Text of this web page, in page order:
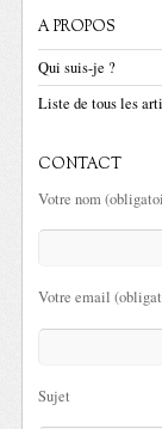
A PROPOS
Qui suis-je ?
Liste de tous les
CONTACT
Votre nom
Votre email
Sujet